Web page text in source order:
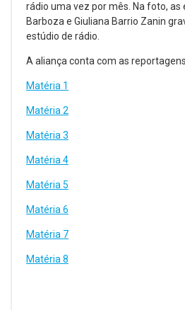
rádio uma vez por mês. Na foto,
Barboza e Giuliana Barrio Zanin
estúdio de rádio.
A aliança conta com as
Matéria 1
Matéria 2
Matéria 3
Matéria 4
Matéria 5
Matéria 6
Matéria 7
Matéria 8